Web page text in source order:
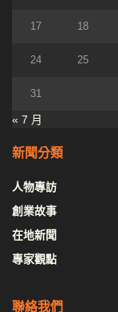
17 18
24 25
31
« 7 月
新聞分類
人物專訪
創業故事
在地新聞
專家觀點
聯絡我們